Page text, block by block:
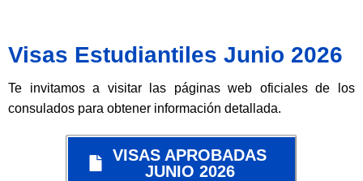
Visas Estudiantiles Junio 2026
Te invitamos a visitar las páginas web oficiales de los
consulados para obtener información detallada.
VISAS APROBADAS
JUNIO 2026